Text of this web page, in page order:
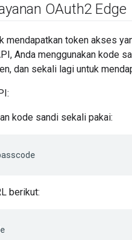
OAuth2 Edge
mendapatkan token akses
Anda menggunakan kode
dan sekali lagi untuk
kode sandi sekali pakai:
berikut: